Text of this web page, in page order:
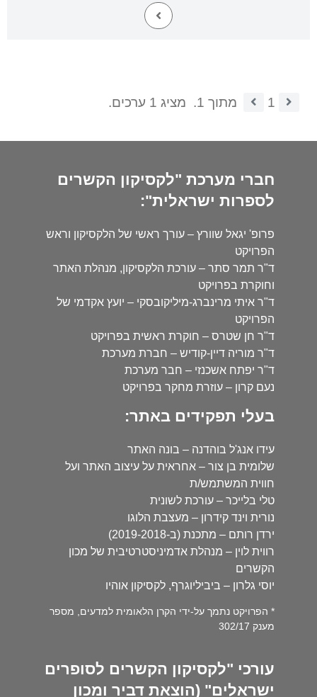
1 מתוך 1. מציג 1 ערכים.
חברי מערכת "לקסיקון הקשרים
לספרות ישראלית":
פרופ' יגאל שוורץ – עורך ראשי של הלקסיקון וראש
הפרויקט
ד"ר תמר סתר – עורכת הלקסיקון, מנהלת האתר
וחוקרת בפרויקט
ד"ר איתי מרינברג-מיליקובסקי – יועץ אקדמי של
הפרויקט
ד"ר חן שטרס – חוקרת ראשית בפרויקט
ד"ר מוריה דיין-קודיש – חברת מערכת
ד"ר יפתח אשכנזי – חבר מערכת
נעם קרון – עוזרת מחקר בפרויקט
בעלי תפקידים באתר:
עידו אנג'ל בוהדנה – בונה האתר
שלומית בן צור – אחראית על עיצוב האתר ועל
חווית המשתמש/ת
טלי בלייכר – עורכת לשונית
נורית וינד קידרון – מעצבת הלוגו
ירדן רותם – מתכנת (ב-2019-2018)
רווית לוין – מנהלת אדמיניסטרטיבית של מכון
הקשרים
יוסי גלרון – ביביליוגרף, לקסיקון אוהיו
* הפרויקט נתמך על-ידי הקרן הלאומית למדעים, מספר
מענק 302/17
עורכי "לקסיקון הקשרים לסופרים
ישראלים" (הוצאת דביר ומכון